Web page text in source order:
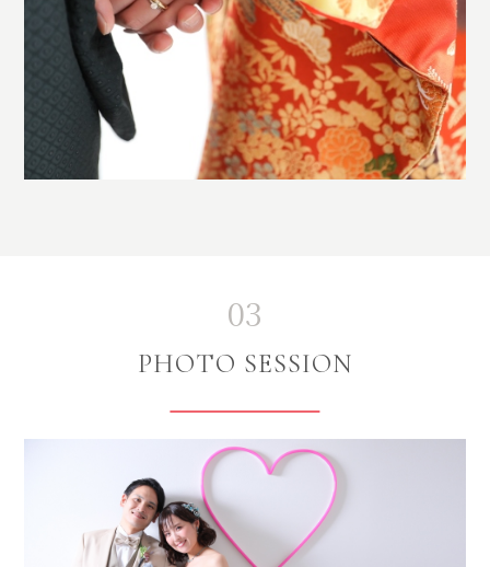
03
PHOTO SESSION